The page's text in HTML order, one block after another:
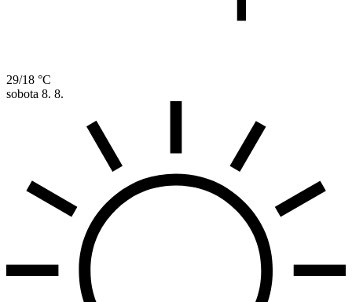
29/18 °C
sobota 8. 8.